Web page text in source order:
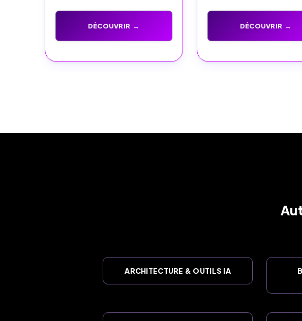
DÉCOUVRIR → DÉCOUVRIR →
ARCHITECTURE & OUTILS IA